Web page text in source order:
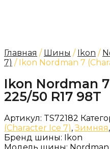
Главная / Шины / Ikon /
7) / Ikon Nordman 7
Ikon Nordman
225/50 R17 98T
Артикул: TS72182
(Character Ice 7),Зимняя,
Бренд шины: Ikon